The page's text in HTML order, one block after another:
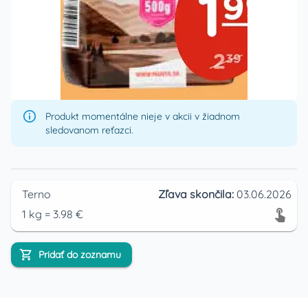
Produkt momentálne nieje v akcii v žiadnom
sledovanom reťazci.
Terno Zľava skončila: 03.06.2026
1 kg = 3.98 €
Pridať do zoznamu